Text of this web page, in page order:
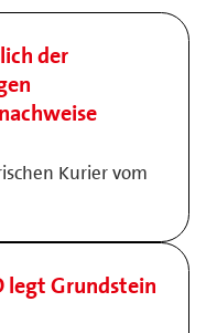
der
Kurier vom
legt Grundstein